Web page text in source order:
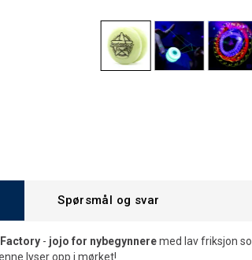
Spørsmål og svar
- jojo for nybegynneremed lav friksjon
lyser opp i mørket!